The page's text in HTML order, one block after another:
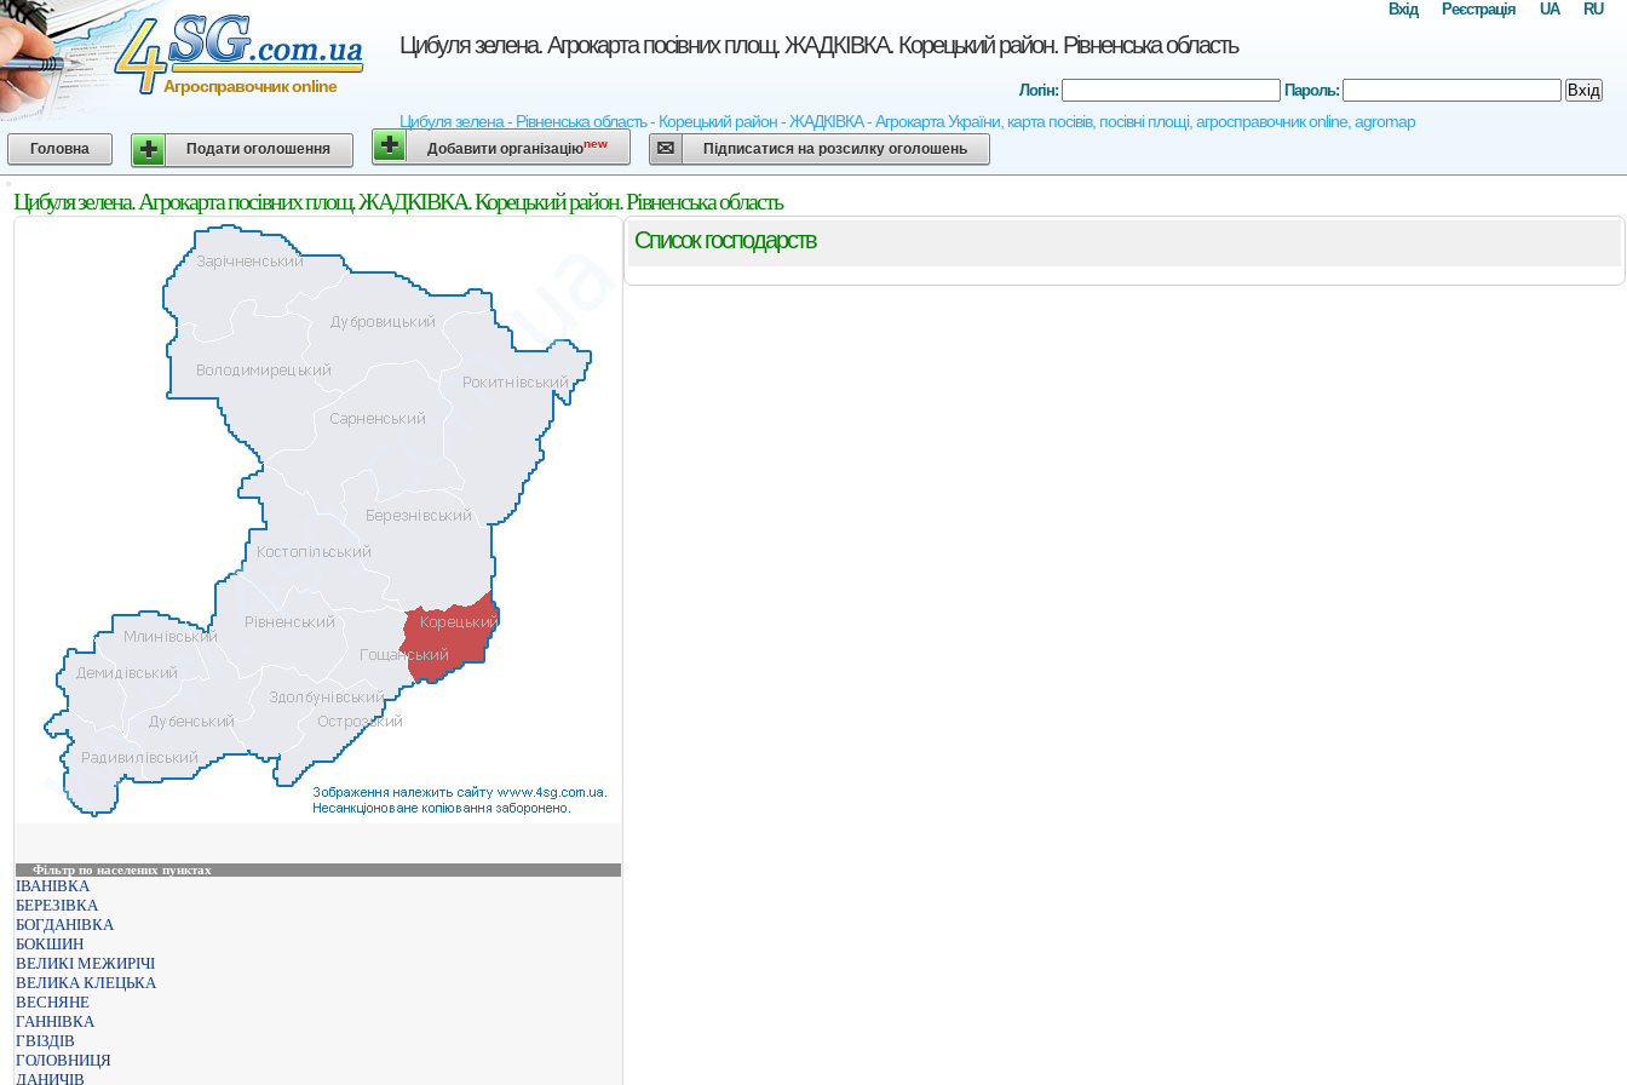
Цибуля зелена. Агрокарта посівних площ. ЖАДКІВКА. Корецький район. Рівненська область
Цибуля зелена - Рівненська область - Корецький район - ЖАДКІВКА - Агрокарта України, карта посівів, посівні площі, агросправочник online, agromap
Агросправочник online
RU
UA
Реєстрація
Вхід
Логін: Пароль: Вхід
Головна Подати оголошення Добавити організаціюnew Підписатися на розсилку оголошень
Цибуля зелена. Агрокарта посівних площ. ЖАДКІВКА. Корецький район. Рівненська область
Фільтр по населених пунктах
ІВАНІВКА
БЕРЕЗІВКА
БОГДАНІВКА
БОКШИН
ВЕЛИКІ МЕЖИРІЧІ
ВЕЛИКА КЛЕЦЬКА
ВЕСНЯНЕ
ГАННІВКА
ГВІЗДІВ
ГОЛОВНИЦЯ
ДАНИЧІВ
Список господарств